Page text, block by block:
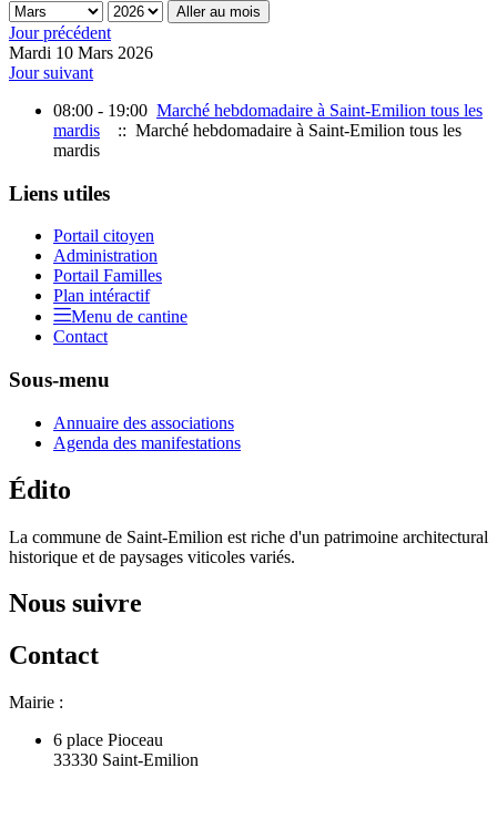
Aller au mois
Jour précédent
Mardi 10 Mars 2026
Jour suivant
08:00 - 19:00 Marché hebdomadaire à Saint-Emilion tous les
mardis
:: Marché hebdomadaire à Saint-Emilion tous les
mardis
Liens utiles
Portail citoyen
Administration
Portail Familles
Plan intéractif
Menu de cantine
Contact
Sous-menu
Annuaire des associations
Agenda des manifestations
Édito
La commune de Saint-Emilion est riche d'un patrimoine architectural
historique et de paysages viticoles variés.
Nous suivre
Contact
Mairie :
6 place Pioceau
33330 Saint-Emilion